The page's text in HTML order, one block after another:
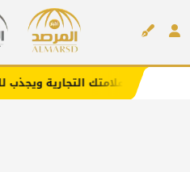
التجارية ويجذب لك مزيدًا من